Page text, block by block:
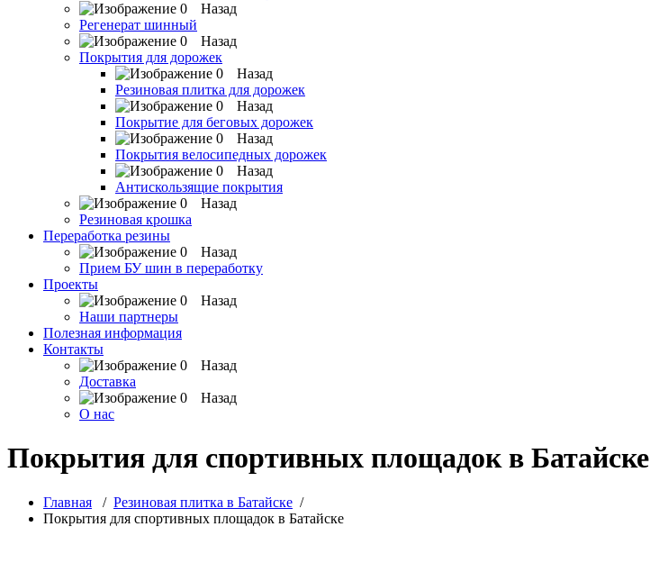
Назад
Регенерат шинный
Назад
Покрытия для дорожек
Назад
Резиновая плитка для дорожек
Назад
Покрытие для беговых дорожек
Назад
Покрытия велосипедных дорожек
Назад
Антискользящие покрытия
Назад
Резиновая крошка
Переработка резины
Назад
Прием БУ шин в переработку
Проекты
Назад
Наши партнеры
Полезная информация
Контакты
Назад
Доставка
Назад
О нас
Покрытия для спортивных площадок в Батайске
Главная / Резиновая плитка в Батайске /
Покрытия для спортивных площадок в Батайске